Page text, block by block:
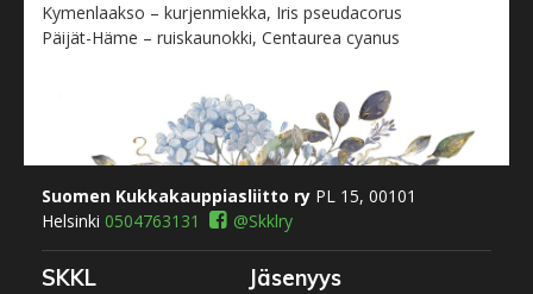
Kymenlaakso – kurjenmiekka, Iris pseudacorus
Päijät-Häme – ruiskaunokki, Centaurea cyanus
Suomen Kukkakauppiasliitto ry PL 15, 00101
Helsinki 0504763131 @Skklry
SKKL Jäsenyys